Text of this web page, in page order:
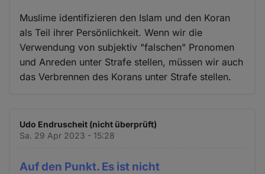
Muslime identifizieren den Islam und den Koran
als Teil ihrer Persönlichkeit. Wenn wir die
Verwendung von subjektiv "falschen" Pronomen
und Anreden unter Strafe stellen, müssen wir auch
das Verbrennen des Korans unter Strafe stellen.
Udo Endruscheit (nicht überprüft)
Sa. 29 Apr 2023 - 15:28
Auf den Punkt. Es ist nicht